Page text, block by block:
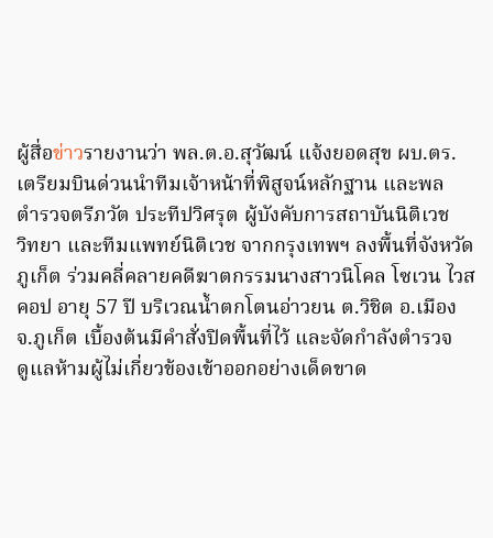
ผู้สื่อข่าวรายงานว่า พล.ต.อ.สุวัฒน์ แจ้งยอดสุข ผบ.ตร.
เตรียมบินด่วนนำทีมเจ้าหน้าที่พิสูจน์หลักฐาน และพล
ตำรวจตรีภวัต ประทีปวิศรุต ผู้บังคับการสถาบันนิติเวช
วิทยา และทีมแพทย์นิติเวช จากกรุงเทพฯ ลงพื้นที่จังหวัด
ภูเก็ต ร่วมคลี่คลายคดีฆาตกรรมนางสาวนิโคล โซเวน ไวส
คอป อายุ 57 ปี บริเวณน้ำตกโตนอ่าวยน ต.วิชิต อ.เมือง
จ.ภูเก็ต เบื้องต้นมีคำสั่งปิดพื้นที่ไว้ และจัดกำลังตำรวจ
ดูแลห้ามผู้ไม่เกี่ยวข้องเข้าออกอย่างเด็ดขาด